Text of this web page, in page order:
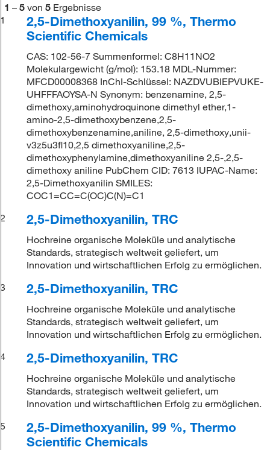
1 – 5 von 5 Ergebnisse
1
2,5-Dimethoxyanilin, 99 %, Thermo
Scientific Chemicals
CAS: 102-56-7 Summenformel: C8H11NO2
Molekulargewicht (g/mol): 153.18 MDL-Nummer:
MFCD00008368 InChI-Schlüssel: NAZDVUBIEPVUKE-
UHFFFAOYSA-N Synonym: benzenamine, 2,5-
dimethoxy,aminohydroquinone dimethyl ether,1-
amino-2,5-dimethoxybenzene,2,5-
dimethoxybenzenamine,aniline, 2,5-dimethoxy,unii-
v3z5u3fl10,2,5 dimethoxyaniline,2,5-
dimethoxyphenylamine,dimethoxyaniline 2,5-,2,5-
dimethoxy aniline PubChem CID: 7613 IUPAC-Name:
2,5-Dimethoxyanilin SMILES:
COC1=CC=C(OC)C(N)=C1
2
2,5-Dimethoxyanilin, TRC
Hochreine organische Moleküle und analytische
Standards, strategisch weltweit geliefert, um
Innovation und wirtschaftlichen Erfolg zu ermöglichen.
3
2,5-Dimethoxyanilin, TRC
Hochreine organische Moleküle und analytische
Standards, strategisch weltweit geliefert, um
Innovation und wirtschaftlichen Erfolg zu ermöglichen.
4
2,5-Dimethoxyanilin, TRC
Hochreine organische Moleküle und analytische
Standards, strategisch weltweit geliefert, um
Innovation und wirtschaftlichen Erfolg zu ermöglichen.
5
2,5-Dimethoxyanilin, 99 %, Thermo
Scientific Chemicals